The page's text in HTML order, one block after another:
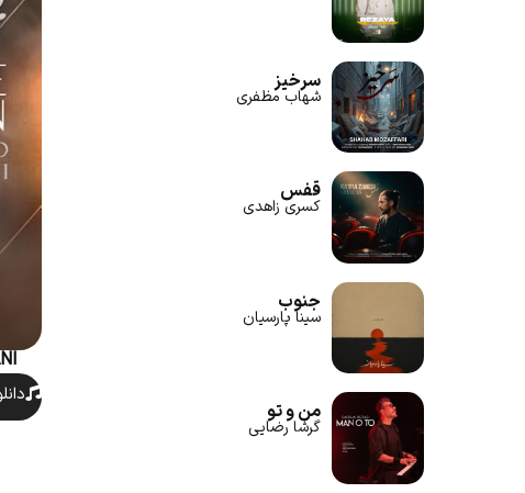
سرخیز
شهاب مظفری
قفس
کسری زاهدی
جنوب
سینا پارسیان
من و تو
گرشا رضایی